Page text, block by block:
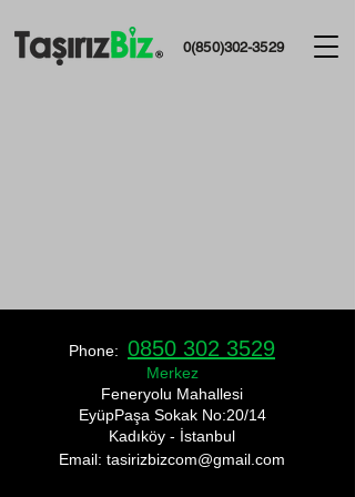
0(850)302-3529
Phone: 0850 302 3529
Merkez
​Feneryolu Mahallesi
EyüpPaşa Sokak No:20/14
Kadıköy - İstanbul
Email: tasirizbizcom@gmail.com